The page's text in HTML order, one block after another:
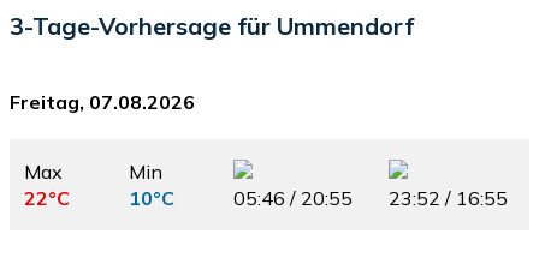
3-Tage-Vorhersage für Ummendorf
Freitag, 07.08.2026
Max
22°C
Min
10°C
05:46 / 20:55 23:52 / 16:55